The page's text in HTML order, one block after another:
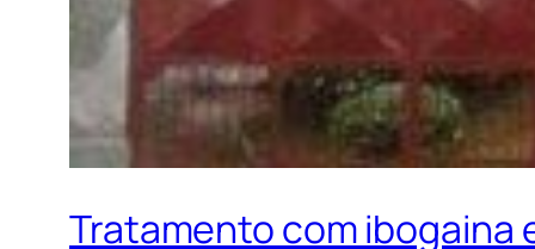
Tratamento com ibogaina